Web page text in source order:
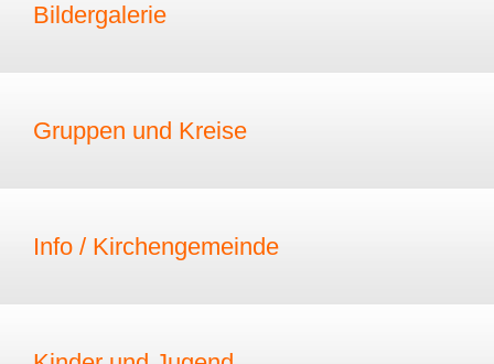
Bildergalerie
Gruppen und Kreise
Info / Kirchengemeinde